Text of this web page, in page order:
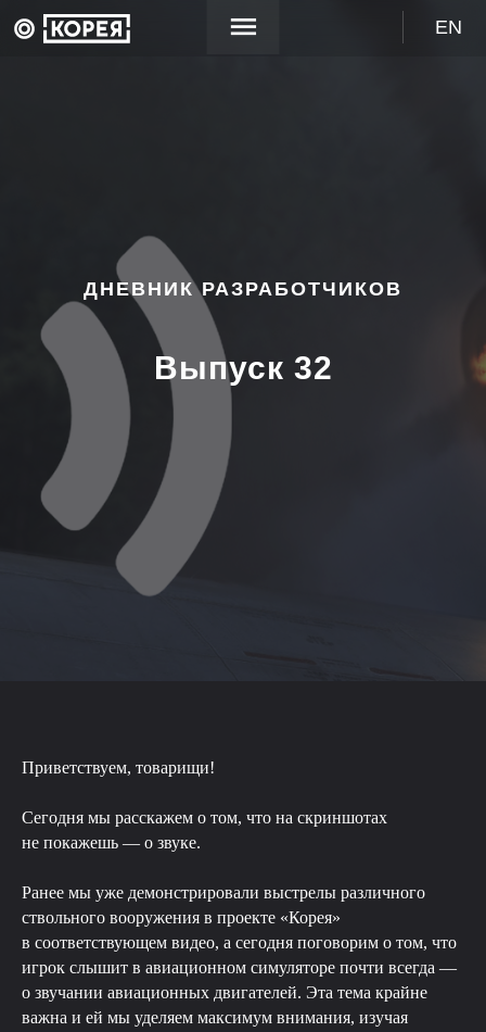
EN
ДНЕВНИК РАЗРАБОТЧИКОВ
Выпуск 32
Приветствуем, товарищи!
Сегодня мы расскажем о том, что на скриншотах
не покажешь — о звуке.
Ранее мы уже демонстрировали выстрелы различного
ствольного вооружения в проекте «Корея»
в соответствующем видео, а сегодня поговорим о том, что
игрок слышит в авиационном симуляторе почти всегда —
о звучании авиационных двигателей. Эта тема крайне
важна и ей мы уделяем максимум внимания, изучая